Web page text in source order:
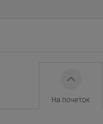
На почеток